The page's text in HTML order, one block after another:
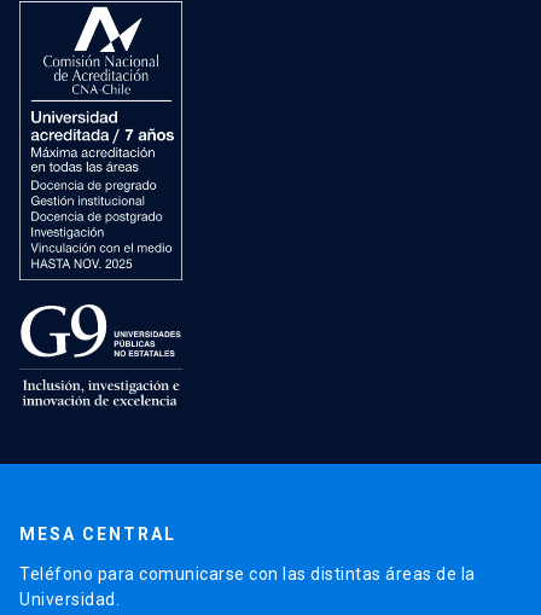
MESA CENTRAL
Teléfono para comunicarse con las distintas áreas de la
Universidad.